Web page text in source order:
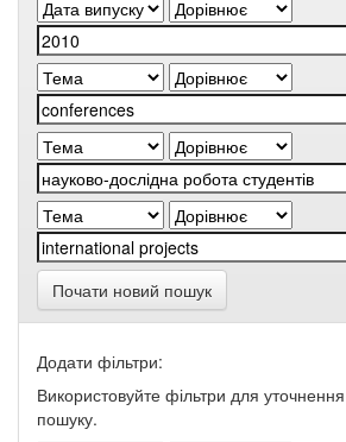
Почати новий пошук
Додати фільтри:
Використовуйте фільтри для уточнення
пошуку.